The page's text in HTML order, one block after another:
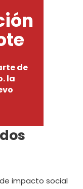
de
la
impacto social